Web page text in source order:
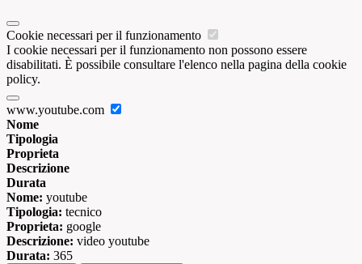
Cookie necessari per il funzionamento
I cookie necessari per il funzionamento non possono essere
disabilitati. È possibile consultare l'elenco nella pagina della cookie
policy.
www.youtube.com
Nome
Tipologia
Proprieta
Descrizione
Durata
Nome: youtube
Tipologia: tecnico
Proprieta: google
Descrizione: video youtube
Durata: 365